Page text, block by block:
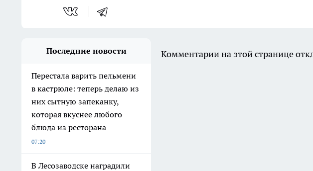
Последние новости
Перестала варить пельмени
в кастрюле: теперь делаю из
них сытную запеканку,
которая вкуснее любого
блюда из ресторана
07:20
В Лесозаводске наградили
Комментарии на этой странице